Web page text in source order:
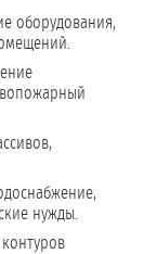
оборудования,
нужды.